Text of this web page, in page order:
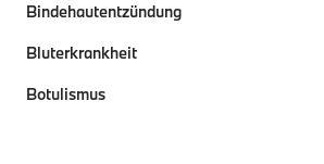
Bindehautentzündung
Bluterkrankheit
Botulismus